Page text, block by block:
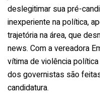
deslegitimar sua pré-
inexperiente na política,
trajetória na área, que
news. Com a vereadora
vítima de violência
dos governistas são
candidatura.